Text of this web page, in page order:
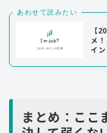
あわせて読みたい
【
メ
イン
まとめ：ここ